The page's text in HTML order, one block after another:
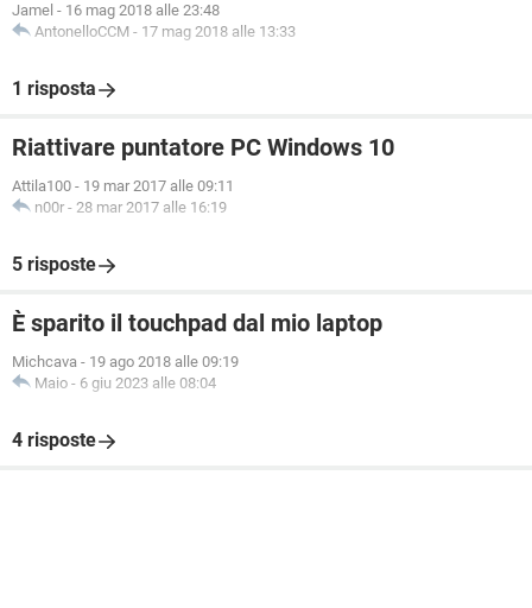
Jamel - 16 mag 2018 alle 23:48
AntonelloCCM - 17 mag 2018 alle 13:33
1 risposta
Riattivare puntatore PC Windows 10
Attila100 - 19 mar 2017 alle 09:11
n00r - 28 mar 2017 alle 16:19
5 risposte
È sparito il touchpad dal mio laptop
Michcava - 19 ago 2018 alle 09:19
Maio - 6 giu 2023 alle 08:04
4 risposte